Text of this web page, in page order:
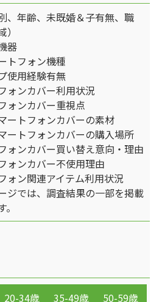
、年齢、未既婚＆子有無、職
器
トフォン機種
使用経験有無
ォンカバー利用状況
ォンカバー重視点
ートフォンカバーの素材
ートフォンカバーの購入場所
ォンカバー買い替え意向・理由
ォンカバー不使用理由
ォン関連アイテム利用状況
ジでは、調査結果の一部を掲載
20-34歳 35-49歳
50-59歳